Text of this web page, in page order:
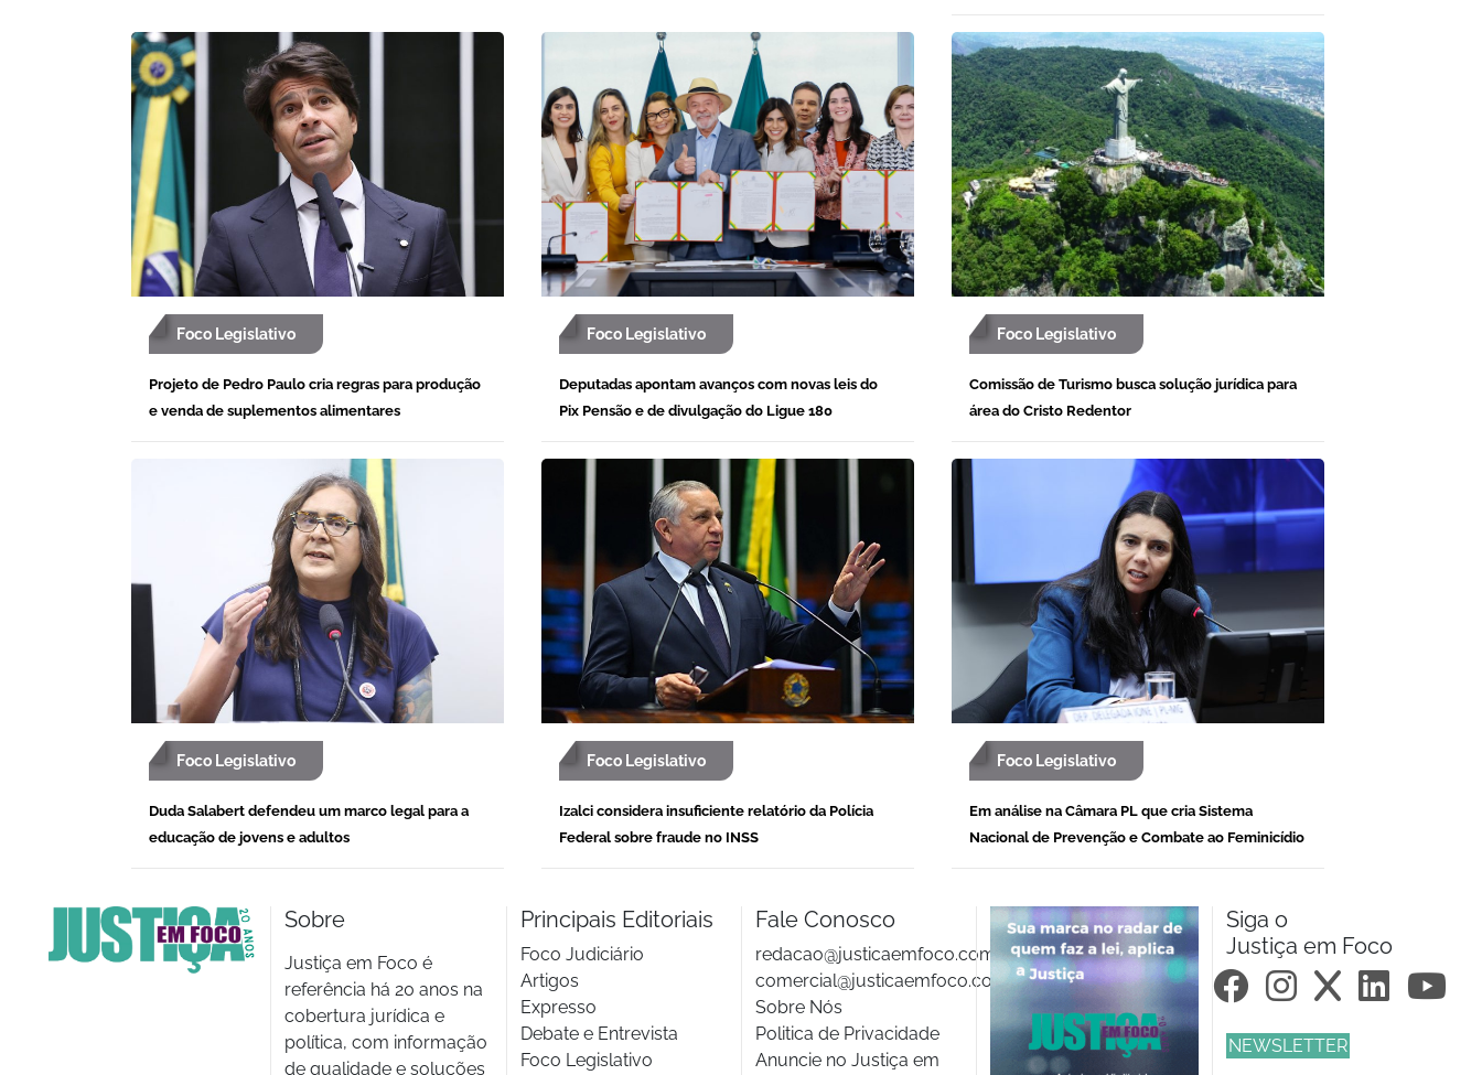
Foco Legislativo
Projeto de Pedro Paulo cria regras para produção
e venda de suplementos alimentares
Foco Legislativo
Deputadas apontam avanços com novas leis do
Pix Pensão e de divulgação do Ligue 180
Foco Legislativo
Comissão de Turismo busca solução jurídica para
área do Cristo Redentor
Foco Legislativo
Duda Salabert defendeu um marco legal para a
educação de jovens e adultos
Foco Legislativo
Izalci considera insuficiente relatório da Polícia
Federal sobre fraude no INSS
Foco Legislativo
Em análise na Câmara PL que cria Sistema
Nacional de Prevenção e Combate ao Feminicídio
Sobre
Justiça em Foco é
referência há 20 anos na
cobertura jurídica e
política, com informação
de qualidade e soluções
Principais Editoriais
Foco Judiciário
Artigos
Expresso
Debate e Entrevista
Foco Legislativo
Fale Conosco
redacao@justicaemfoco.com.br
comercial@justicaemfoco.com.br
Sobre Nós
Politica de Privacidade
Anuncie no Justiça em
Siga o
Justiça em Foco
NEWSLETTER